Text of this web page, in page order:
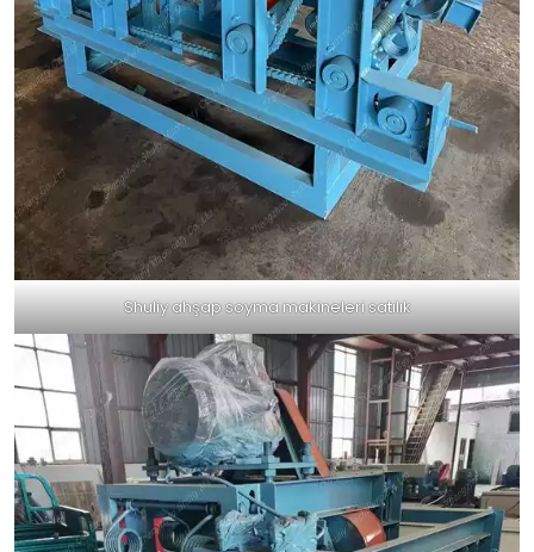
Shuliy ahşap soyma makineleri satılık